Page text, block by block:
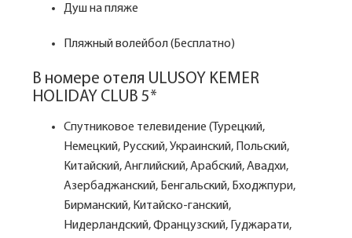
Душ на пляже
Пляжный волейбол (Бесплатно)
В номере отеля ULUSOY KEMER
HOLIDAY CLUB 5*
Спутниковое телевидение (Турецкий,
Немецкий, Русский, Украинский, Польский,
Китайский, Английский, Арабский, Авадхи,
Азербаджанский, Бенгальский, Бходжпури,
Бирманский, Китайско-ганский,
Нидерландский, Французский, Гуджарати,